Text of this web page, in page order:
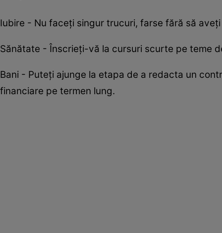
Iubire - Nu faceți singur trucuri, farse fără să
Sănătate - Înscrieți-vă la cursuri scurte pe teme
Bani - Puteți ajunge la etapa de a redacta un
financiare pe termen lung.